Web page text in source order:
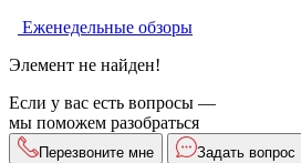
Еженедельные обзоры
Элемент не найден!
Если у вас есть вопросы —
мы поможем разобраться
Перезвоните мне Задать вопрос